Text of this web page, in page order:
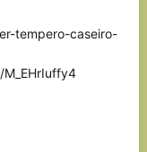
tempero-caseiro-